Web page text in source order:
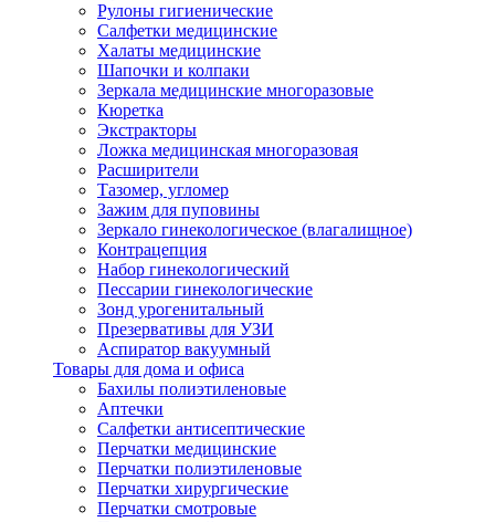
Рулоны гигиенические
Салфетки медицинские
Халаты медицинские
Шапочки и колпаки
Зеркала медицинские многоразовые
Кюретка
Экстракторы
Ложка медицинская многоразовая
Расширители
Тазомер, угломер
Зажим для пуповины
Зеркало гинекологическое (влагалищное)
Контрацепция
Набор гинекологический
Пессарии гинекологические
Зонд урогенитальный
Презервативы для УЗИ
Аспиратор вакуумный
Товары для дома и офиса
Бахилы полиэтиленовые
Аптечки
Салфетки антисептические
Перчатки медицинские
Перчатки полиэтиленовые
Перчатки хирургические
Перчатки смотровые